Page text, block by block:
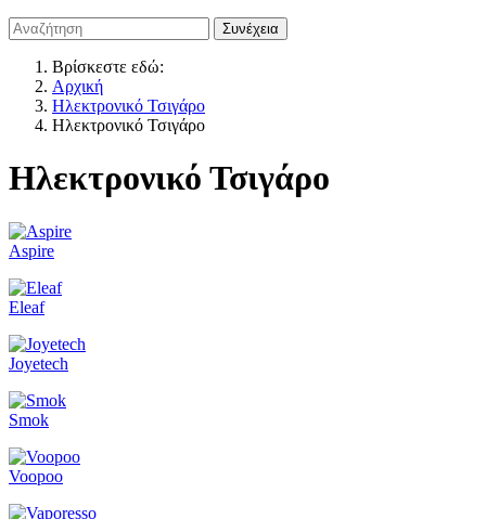
Βρίσκεστε εδώ:
Αρχική
Ηλεκτρονικό Τσιγάρο
Ηλεκτρονικό Τσιγάρο
Ηλεκτρονικό Τσιγάρο
Aspire
Eleaf
Joyetech
Smok
Voopoo